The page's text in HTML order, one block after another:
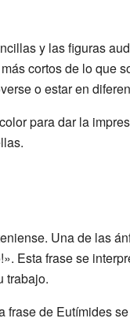
y las figuras
cortos de lo que
o estar en
para dar la
Una de las
Esta frase se
trabajo.
de Eutímides